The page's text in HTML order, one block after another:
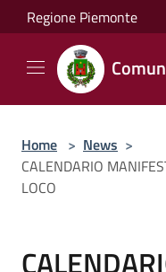
Salta al contenuto principale
Regione Piemonte
Home > News >
CALENDARIO
LOCO